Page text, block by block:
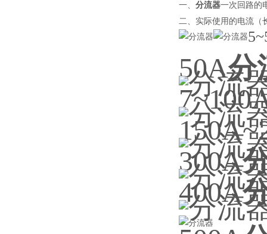
一、 分流器一次回路的
二、实际使用的电流（
50A分
300A
400A